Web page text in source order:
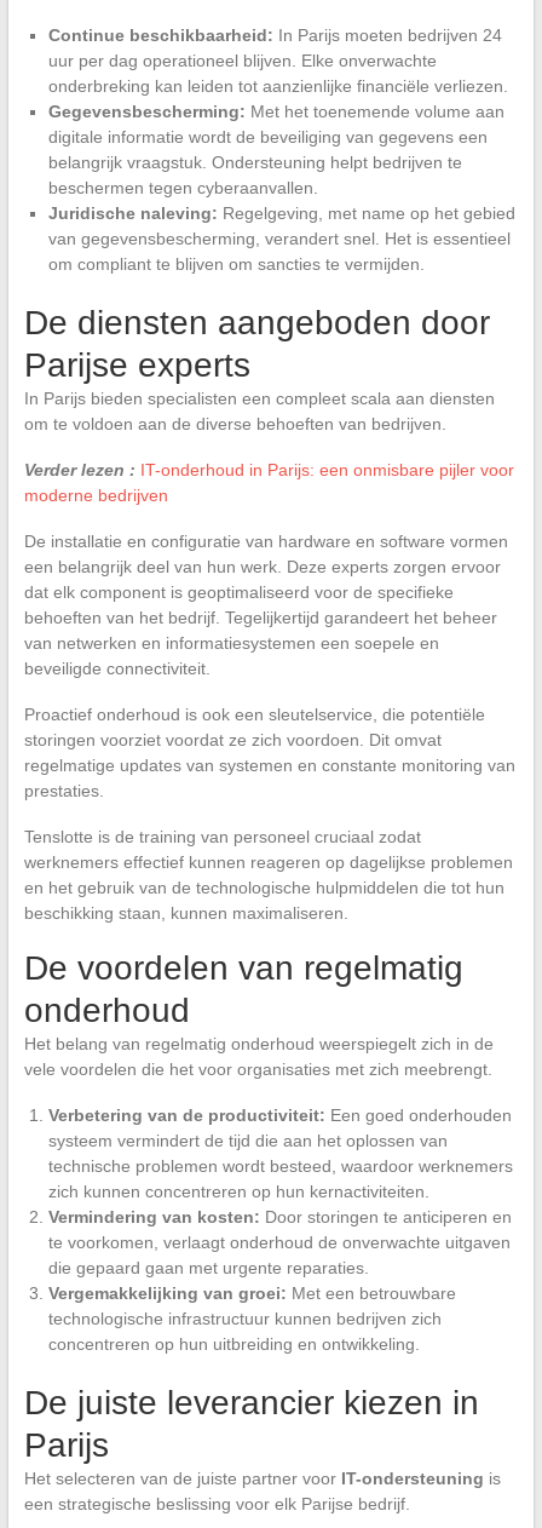
Continue beschikbaarheid: In Parijs moeten bedrijven 24
uur per dag operationeel blijven. Elke onverwachte
onderbreking kan leiden tot aanzienlijke financiële verliezen.
Gegevensbescherming: Met het toenemende volume aan
digitale informatie wordt de beveiliging van gegevens een
belangrijk vraagstuk. Ondersteuning helpt bedrijven te
beschermen tegen cyberaanvallen.
Juridische naleving: Regelgeving, met name op het gebied
van gegevensbescherming, verandert snel. Het is essentieel
om compliant te blijven om sancties te vermijden.
De diensten aangeboden door
Parijse experts
In Parijs bieden specialisten een compleet scala aan diensten
om te voldoen aan de diverse behoeften van bedrijven.
Verder lezen : IT-onderhoud in Parijs: een onmisbare pijler voor
moderne bedrijven
De installatie en configuratie van hardware en software vormen
een belangrijk deel van hun werk. Deze experts zorgen ervoor
dat elk component is geoptimaliseerd voor de specifieke
behoeften van het bedrijf. Tegelijkertijd garandeert het beheer
van netwerken en informatiesystemen een soepele en
beveiligde connectiviteit.
Proactief onderhoud is ook een sleutelservice, die potentiële
storingen voorziet voordat ze zich voordoen. Dit omvat
regelmatige updates van systemen en constante monitoring van
prestaties.
Tenslotte is de training van personeel cruciaal zodat
werknemers effectief kunnen reageren op dagelijkse problemen
en het gebruik van de technologische hulpmiddelen die tot hun
beschikking staan, kunnen maximaliseren.
De voordelen van regelmatig
onderhoud
Het belang van regelmatig onderhoud weerspiegelt zich in de
vele voordelen die het voor organisaties met zich meebrengt.
Verbetering van de productiviteit: Een goed onderhouden
systeem vermindert de tijd die aan het oplossen van
technische problemen wordt besteed, waardoor werknemers
zich kunnen concentreren op hun kernactiviteiten.
Vermindering van kosten: Door storingen te anticiperen en
te voorkomen, verlaagt onderhoud de onverwachte uitgaven
die gepaard gaan met urgente reparaties.
Vergemakkelijking van groei: Met een betrouwbare
technologische infrastructuur kunnen bedrijven zich
concentreren op hun uitbreiding en ontwikkeling.
De juiste leverancier kiezen in
Parijs
Het selecteren van de juiste partner voor IT-ondersteuning is
een strategische beslissing voor elk Parijse bedrijf.